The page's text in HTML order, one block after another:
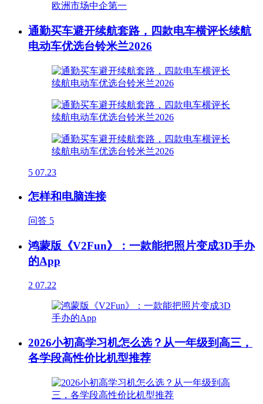
通勤买车避开续航套路，四款电车横评长续航
电动车优选台铃米兰2026
5 07.23
怎样和电脑连接
问答 5
鸿蒙版《V2Fun》：一款能把照片变成3D手办
的App
2 07.22
2026小初高学习机怎么选？从一年级到高三，
各学段高性价比机型推荐